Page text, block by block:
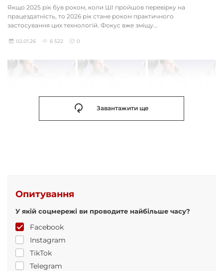
Якщо 2025 рік був роком, коли ШІ пройшов перевірку на
працездатність, то 2026 рік стане роком практичного
застосування цих технологій. Фокус вже зміщу...
02.01.26 6 522 0
Завантажити ще
Опитування
У якій соцмережі ви проводите найбільше часу?
Facebook
Instagram
TikTok
Telegram